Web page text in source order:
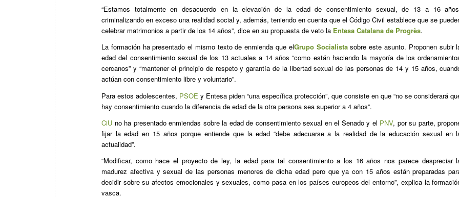
“Estamos totalmente en desacuerdo en la elevación de la edad de consentimiento sexual, de 13 a 16
criminalizando en exceso una realidad social y, además, teniendo en cuenta que el Código Civil establece que se
celebrar matrimonios a partir de los 14 años”, dice en su propuesta de veto la Entesa Catalana de Progrès.
La formación ha presentado el mismo texto de enmienda que elGrupo Socialistasobre este asunto. Proponen subir
edad del consentimiento sexual de los 13 actuales a 14 años “como están haciendo la mayoría de los
cercanos” y “mantener el principio de respeto y garantía de la libertad sexual de las personas de 14 y 15 años,
actúan con consentimiento libre y voluntario”.
Para estos adolescentes, PSOEy Entesa piden “una específica protección”, que consiste en que “no se considerará
hay consentimiento cuando la diferencia de edad de la otra persona sea superior a 4 años”.
CiU no ha presentado enmiendas sobre la edad de consentimiento sexual en el Senado y el PNV, por su parte,
fijar la edad en 15 años porque entiende que la edad “debe adecuarse a la realidad de la educación sexual en
actualidad”.
“Modificar, como hace el proyecto de ley, la edad para tal consentimiento a los 16 años nos parece despreciar
madurez afectiva y sexual de las personas menores de dicha edad pero que ya con 15 años están preparadas
decidir sobre su afectos emocionales y sexuales, como pasa en los países europeos del entorno”, explica la
vasca.